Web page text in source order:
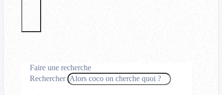
Faire une recherche
Rechercher